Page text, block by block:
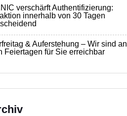
verschärft Authentifizierung:
innerhalb von 30 Tagen
& Auferstehung – Wir sind an
Feiertagen für Sie erreichbar